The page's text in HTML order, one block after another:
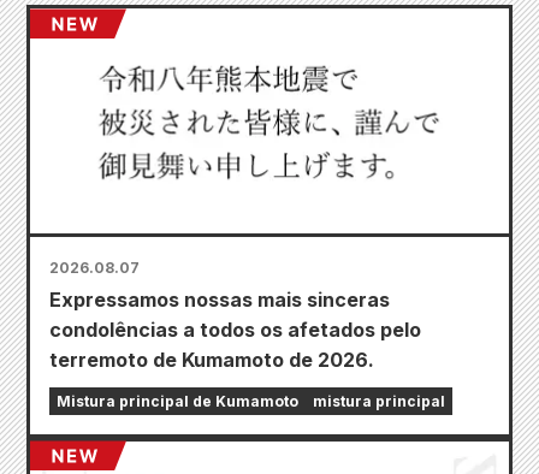
2026.08.07
Expressamos nossas mais sinceras
condolências a todos os afetados pelo
terremoto de Kumamoto de 2026.
Mistura principal de Kumamoto mistura principal